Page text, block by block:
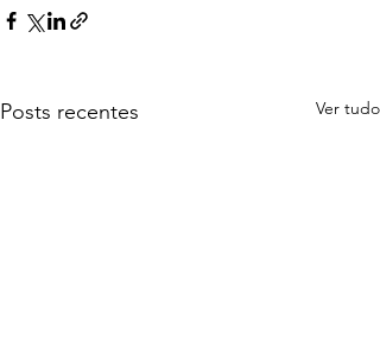
Posts recentes Ver tudo